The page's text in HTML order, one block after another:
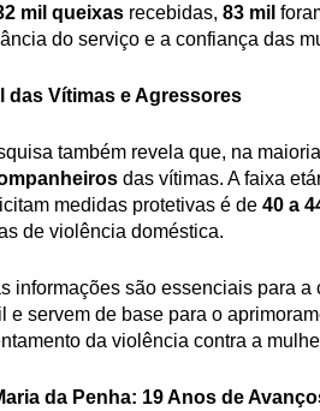
mil queixas recebidas, 83 mil
do serviço e a confiança das
das Vítimas e Agressores
também revela que, na
das vítimas. A faixa
medidas protetivas é de 40 a
de violência doméstica.
informações são essenciais para
e servem de base para o
da violência contra a
da Penha: 19 Anos de